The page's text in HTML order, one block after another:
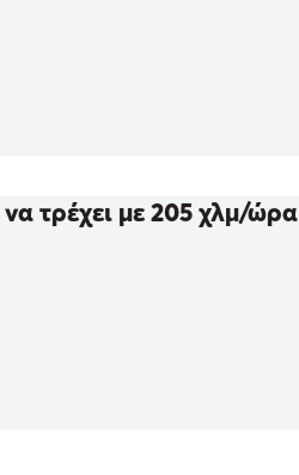
τρέχει με 205 χλμ/ώρα